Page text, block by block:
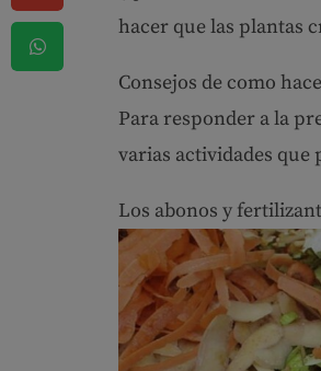
hacer que las plantas
Consejos de como
Para responder a la
varias actividades que
Los abonos y